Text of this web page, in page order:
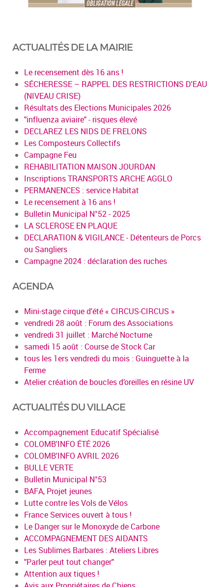
ACTUALITÉS DE LA MAIRIE
Le recensement dès 16 ans !
SÉCHERESSE – RAPPEL DES RESTRICTIONS D'EAU
(NIVEAU CRISE)
Résultats des Elections Municipales 2026
"influenza aviaire" - risques élevé
DECLAREZ LES NIDS DE FRELONS
Les Composteurs Collectifs
Campagne Feu
REHABILITATION MAISON JOURDAN
Inscriptions TRANSPORTS ARCHE AGGLO
PERMANENCES : service Habitat
Le recensement à 16 ans !
Bulletin Municipal N°52 - 2025
LA SCLEROSE EN PLAQUE
DECLARATION & VIGILANCE - Détenteurs de Porcs
ou Sangliers
Campagne 2024 : déclaration des ruches
AGENDA
Mini-stage cirque d'été « CIRCUS-CIRCUS »
vendredi 28 août : Forum des Associations
vendredi 31 juillet : Marché Nocturne
samedi 15 août : Course de Stock Car
tous les 1ers vendredi du mois : Guinguette à la
Ferme
Atelier création de boucles d’oreilles en résine UV
ACTUALITÉS DU VILLAGE
Accompagnement Educatif Spécialisé
COLOMB'INFO ÉTÉ 2026
COLOMB'INFO AVRIL 2026
BULLE VERTE
Bulletin Municipal N°53
BAFA, Projet jeunes
Lutte contre les Vols de Vélos
France Services ouvert à tous !
Le Danger sur le Monoxyde de Carbone
ACCOMPAGNEMENT DES AIDANTS
Les Sublimes Barbares : Ateliers Libres
"Parler peut tout changer"
Attention aux tiques !